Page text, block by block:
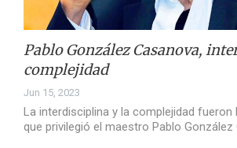
Pablo González Casanova,
complejidad
Jun 15, 2023
La interdisciplina y la complejidad
que privilegió el maestro Pablo González